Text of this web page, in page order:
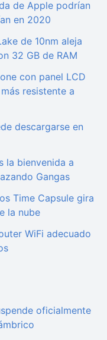
de Apple podrían
en 2020
de 10nm aleja
32 GB de RAM
con panel LCD
resistente a
descargarse en
la bienvenida a
Gangas
Time Capsule gira
la nube
WiFi adecuado
oficialmente